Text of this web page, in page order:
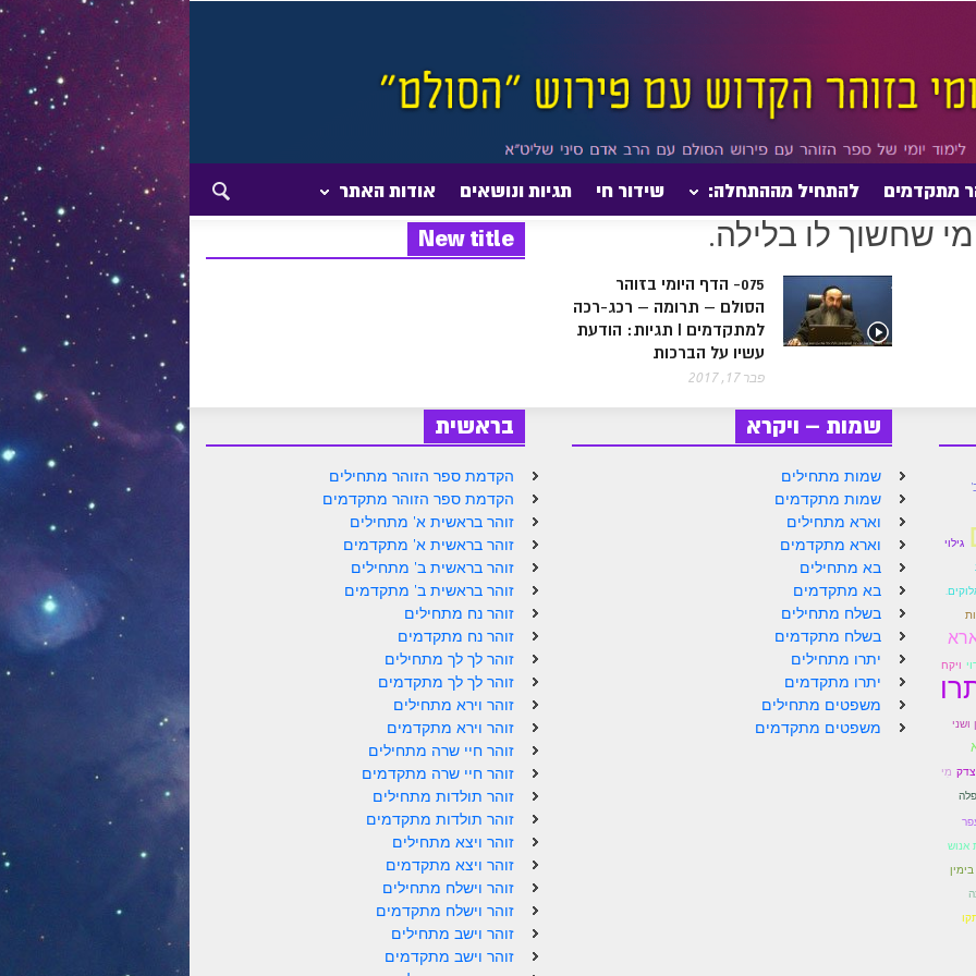
מתקדמים להתחיל מההתחלה: שידור חי תגיות ונושאים אודות האתר
New title
075- הדף היומי בזוהר
הסולם – תרומה – רכג-רכה
למתקדמים I תגיות: הודעת
עשיו על הברכות
פבר 17, 2017
בראשית
הקדמת ספר הזוהר מתחילים
הקדמת ספר הזוהר מתקדמים
זוהר בראשית א' מתחילים
זוהר בראשית א' מתקדמים
זוהר בראשית ב' מתחילים
זוהר בראשית ב' מתקדמים
זוהר נח מתחילים
זוהר נח מתקדמים
זוהר לך לך מתחילים
זוהר לך לך מתקדמים
זוהר וירא מתחילים
זוהר וירא מתקדמים
זוהר חיי שרה מתחילים
זוהר חיי שרה מתקדמים
זוהר תולדות מתחילים
זוהר תולדות מתקדמים
זוהר ויצא מתחילים
זוהר ויצא מתקדמים
זוהר וישלח מתחילים
זוהר וישלח מתקדמים
זוהר וישב מתחילים
זוהר וישב מתקדמים
שמות – ויקרא
שמות מתחילים
שמות מתקדמים
וארא מתחילים
וארא מתקדמים
בא מתחילים
בא מתקדמים
בשלח מתחילים
בשלח מתקדמים
יתרו מתחילים
יתרו מתקדמים
משפטים מתחילים
משפטים מתקדמים
גילוי
ויקח
צדק מִי
אנוש